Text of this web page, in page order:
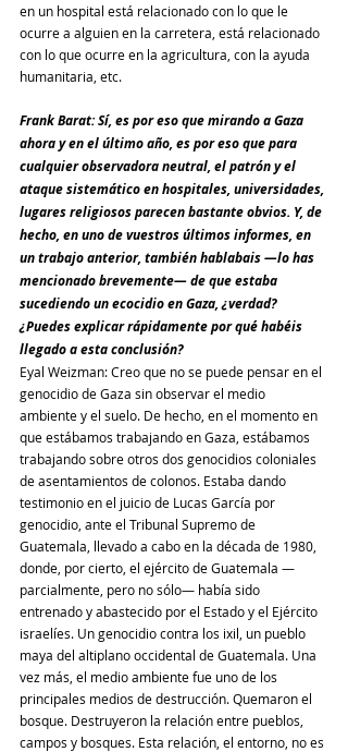
en un hospital está relacionado con lo que le
ocurre a alguien en la carretera, está relacionado
con lo que ocurre en la agricultura, con la ayuda
humanitaria, etc.
Frank Barat: Sí, es por eso que mirando a Gaza
ahora y en el último año, es por eso que para
cualquier observadora neutral, el patrón y el
ataque sistemático en hospitales, universidades,
lugares religiosos parecen bastante obvios. Y, de
hecho, en uno de vuestros últimos informes, en
un trabajo anterior, también hablabais —lo has
mencionado brevemente— de que estaba
sucediendo un ecocidio en Gaza, ¿verdad?
¿Puedes explicar rápidamente por qué habéis
llegado a esta conclusión?
Eyal Weizman: Creo que no se puede pensar en el
genocidio de Gaza sin observar el medio
ambiente y el suelo. De hecho, en el momento en
que estábamos trabajando en Gaza, estábamos
trabajando sobre otros dos genocidios coloniales
de asentamientos de colonos. Estaba dando
testimonio en el juicio de Lucas García por
genocidio, ante el Tribunal Supremo de
Guatemala, llevado a cabo en la década de 1980,
donde, por cierto, el ejército de Guatemala —
parcialmente, pero no sólo— había sido
entrenado y abastecido por el Estado y el Ejército
israelíes. Un genocidio contra los ixil, un pueblo
maya del altiplano occidental de Guatemala. Una
vez más, el medio ambiente fue uno de los
principales medios de destrucción. Quemaron el
bosque. Destruyeron la relación entre pueblos,
campos y bosques. Esta relación, el entorno, no es